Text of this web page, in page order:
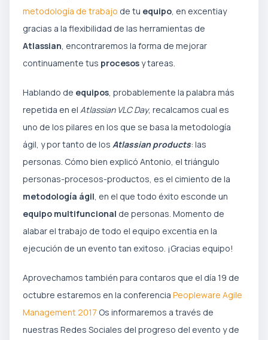
metodología de trabajo de tu equipo, en excentiay
gracias a la flexibilidad de las herramientas de
Atlassian, encontraremos la forma de mejorar
continuamente tus procesos y tareas.
Hablando de equipos, probablemente la palabra más
repetida en el Atlassian VLC Day, recalcamos cual es
uno de los pilares en los que se basa la metodología
ágil, y por tanto de los Atlassian products: las
personas. Cómo bien explicó Antonio, el triángulo
personas-procesos-productos, es el cimiento de la
metodología ágil, en el que todo éxito esconde un
equipo multifuncional de personas. Momento de
alabar el trabajo de todo el equipo excentia en la
ejecución de un evento tan exitoso. ¡Gracias equipo!
Aprovechamos también para contaros que el día 19 de
octubre estaremos en la conferencia Peopleware Agile
Management 2017 Os informaremos a través de
nuestras Redes Sociales del progreso del evento y de